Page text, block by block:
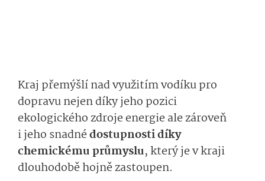
Kraj přemýšlí nad využitím vodíku pro
dopravu nejen díky jeho pozici
ekologického zdroje energie ale zároveň
i jeho snadnédostupnosti díky
chemickému průmyslu, který je v kraji
dlouhodobě hojně zastoupen.